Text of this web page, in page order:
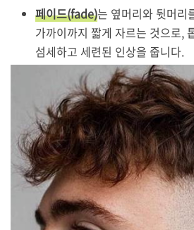
페이드(fade)는 옆머리와 뒷머리
가까이까지 짧게 자르는 것으로,
섬세하고 세련된 인상을 줍니다.